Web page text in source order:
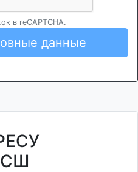
в reCAPTCHA.
данные